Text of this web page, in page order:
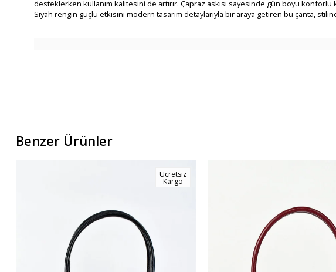
desteklerken kullanım kalitesini de artırır. Çapraz askısı sayesinde gün boyu konforlu
Siyah rengin güçlü etkisini modern tasarım detaylarıyla bir araya getiren bu çanta,
Benzer Ürünler
Ücretsiz
Kargo